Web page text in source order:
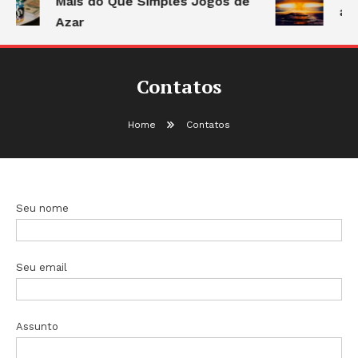
Azar
Contatos
Home Contatos
Seu nome
Seu email
Assunto